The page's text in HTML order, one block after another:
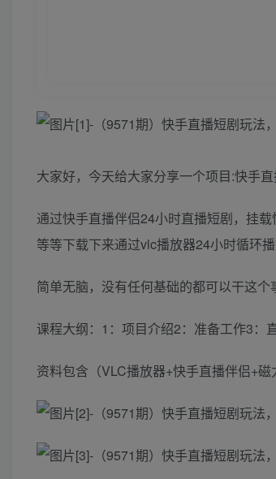
大家好，今天给大家分享一个项目:快手
通过快手直播伴侣24小时直播短剧，挂
等等下载下来通过vlc播放器24小时循环
简单无脑，没有任何基础的都可以干这
课程大纲：1：项目介绍2：准备工作3：
资料包含（VLC播放器+快手直播伴侣+磁